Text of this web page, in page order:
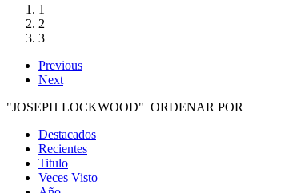
1
2
3
Previous
Next
"JOSEPH LOCKWOOD" ORDENAR POR
Destacados
Recientes
Titulo
Veces Visto